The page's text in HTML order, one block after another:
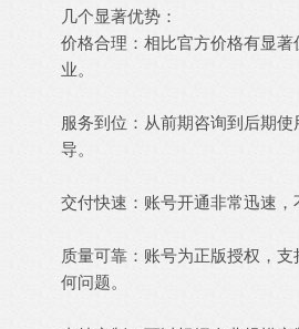
几个显著优势：
价格合理：相比官方价格有显
业。
服务到位：从前期咨询到后期
导。
交付快速：账号开通非常迅速，
质量可靠：账号为正版授权，
何问题。